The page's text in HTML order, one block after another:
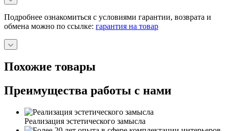
Подробнее ознакомиться с условиями гарантии, возврата и
обмена можно по ссылке:
Преимущества работы с нами